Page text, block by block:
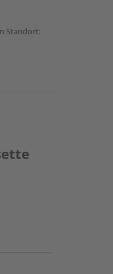
Standort: